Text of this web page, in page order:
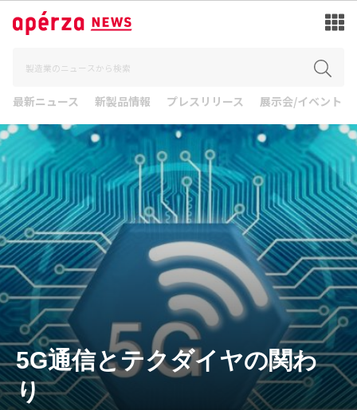
最新ニュース 新製品情報 プレスリリース 展示会/イベント
5G通信とテクダイヤの関わ
り